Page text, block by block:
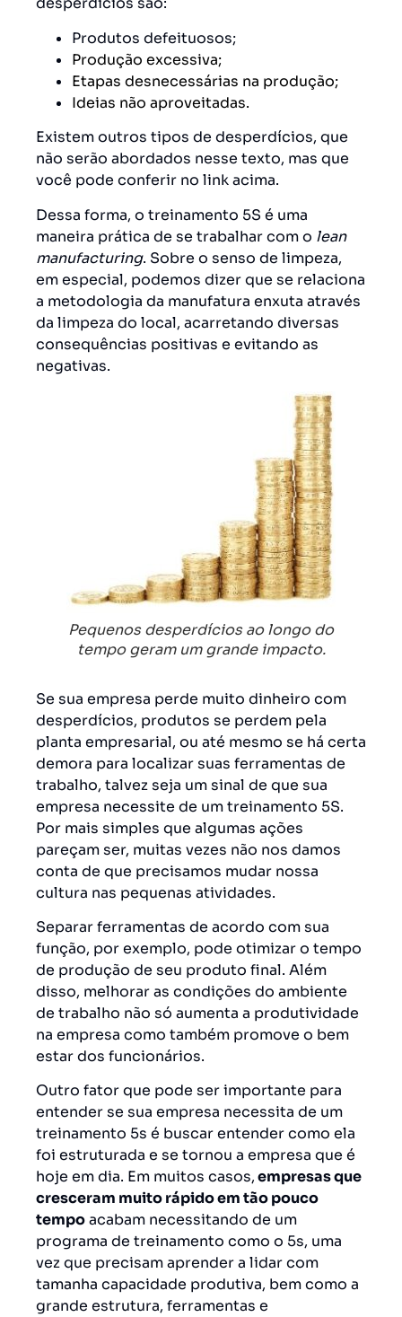
Produtos defeituosos;
Produção excessiva;
Etapas desnecessárias na produção;
Ideias não aproveitadas.
Existem outros tipos de desperdícios, que
não serão abordados nesse texto, mas que
você pode conferir no link acima.
Dessa forma, o treinamento 5S é uma
maneira prática de se trabalhar com o lean
manufacturing. Sobre o senso de limpeza,
em especial, podemos dizer que se relaciona
a metodologia da manufatura enxuta através
da limpeza do local, acarretando diversas
consequências positivas e evitando as
negativas.
Pequenos desperdícios ao longo do
tempo geram um grande impacto.
Se sua empresa perde muito dinheiro com
desperdícios, produtos se perdem pela
planta empresarial, ou até mesmo se há certa
demora para localizar suas ferramentas de
trabalho, talvez seja um sinal de que sua
empresa necessite de um treinamento 5S.
Por mais simples que algumas ações
pareçam ser, muitas vezes não nos damos
conta de que precisamos mudar nossa
cultura nas pequenas atividades.
Separar ferramentas de acordo com sua
função, por exemplo, pode otimizar o tempo
de produção de seu produto final. Além
disso, melhorar as condições do ambiente
de trabalho não só aumenta a produtividade
na empresa como também promove o bem
estar dos funcionários.
Outro fator que pode ser importante para
entender se sua empresa necessita de um
treinamento 5s é buscar entender como ela
foi estruturada e se tornou a empresa que é
hoje em dia. Em muitos casos,empresas que
cresceram muito rápido em tão pouco
tempoacabam necessitando de um
programa de treinamento como o 5s, uma
vez que precisam aprender a lidar com
tamanha capacidade produtiva, bem como a
grande estrutura, ferramentas e